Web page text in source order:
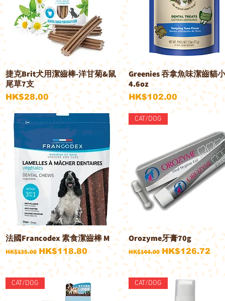
快速瀏覽
捷克Brit犬用潔齒棒-洋甘菊&鼠
尾草7支
價格
HK$28.00
快速瀏覽
Greenies 吞拿魚味潔齒貓
4.6oz
價格
HK$102.00
快速瀏覽
法國Francodex 素食潔齒棒 M
一般價格
HK$135.00 促銷價格
HK$118.80
快速瀏覽
CAT/DOG
Orozyme牙膏70g
一般價格
HK$144.00促銷價格
HK$126.72
CAT/DOG CAT/DOG